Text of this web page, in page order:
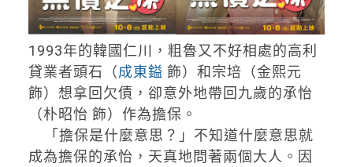
1993年的韓國仁川，粗魯又不好相處的高利
貸業者頭石（成東鎰 飾）和宗培（金熙元
飾）想拿回欠債，卻意外地帶回九歲的承怡
（朴昭怡 飾）作為擔保。
「擔保是什麼意思？」不知道什麼意思就
成為擔保的承怡，天真地問著兩個大人。因